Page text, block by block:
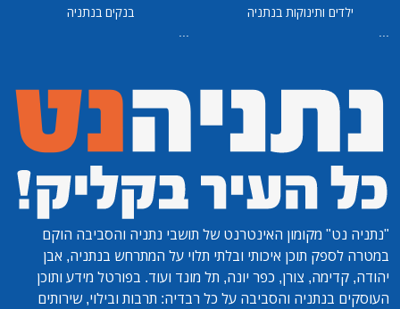
ילדים ותינוקות בנתניה
בנקים בנתניה
"נתניה נט" מקומון האינטרנט של תושבי נתניה והסביבה הוקם
במטרה לספק תוכן איכותי ובלתי תלוי על המתרחש בנתניה, אבן
יהודה, קדימה, צורן, כפר יונה, תל מונד ועוד. בפורטל מידע ותוכן
העוסקים בנתניה והסביבה על כל רבדיה: תרבות ובילוי, שירותים